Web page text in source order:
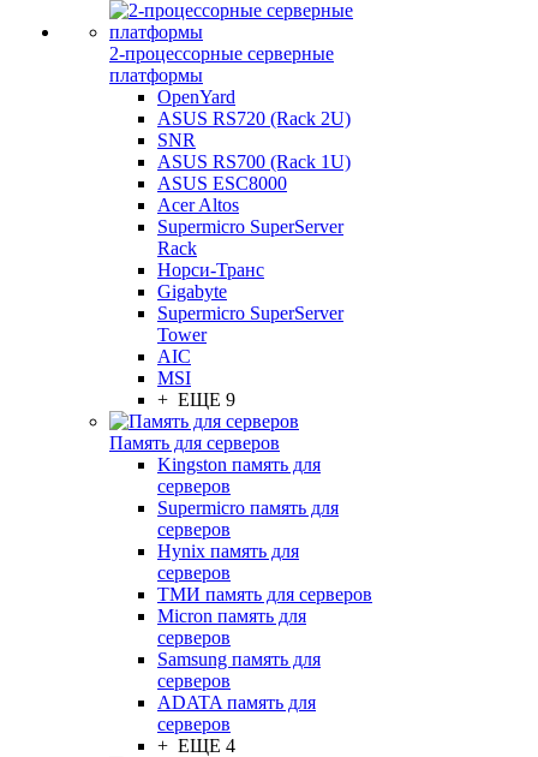
2-процессорные серверные
платформы
OpenYard
ASUS RS720 (Rack 2U)
SNR
ASUS RS700 (Rack 1U)
ASUS ESC8000
Acer Altos
Supermicro SuperServer
Rack
Норси-Транс
Gigabyte
Supermicro SuperServer
Tower
AIC
MSI
+ ЕЩЕ 9
Память для серверов
Kingston память для
серверов
Supermicro память для
серверов
Hynix память для
серверов
ТМИ память для серверов
Micron память для
серверов
Samsung память для
серверов
ADATA память для
серверов
+ ЕЩЕ 4